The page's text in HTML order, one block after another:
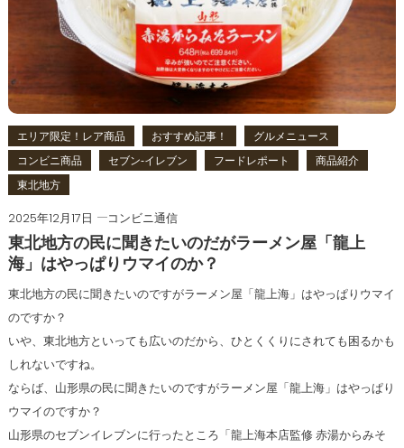
エリア限定！レア商品 おすすめ記事！
グルメニュース
コンビニ商品
セブン‐イレブン フードレポート
商品紹介
東北地方
2025年12月17日
コンビニ通信
東北地方の民に聞きたいのだがラーメン屋「龍上
海」はやっぱりウマイのか？
東北地方の民に聞きたいのですがラーメン屋「龍上海」はやっぱりウマイ
のですか？
いや、東北地方といっても広いのだから、ひとくくりにされても困るかも
しれないですね。
ならば、山形県の民に聞きたいのですがラーメン屋「龍上海」はやっぱり
ウマイのですか？
山形県のセブンイレブンに行ったところ「龍上海本店監修 赤湯からみそ